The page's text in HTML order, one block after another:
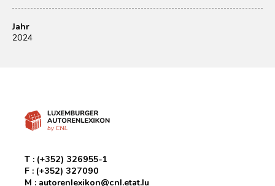
Jahr
2024
T : (+352) 326955-1
F : (+352) 327090
M : autorenlexikon@cnl.etat.lu